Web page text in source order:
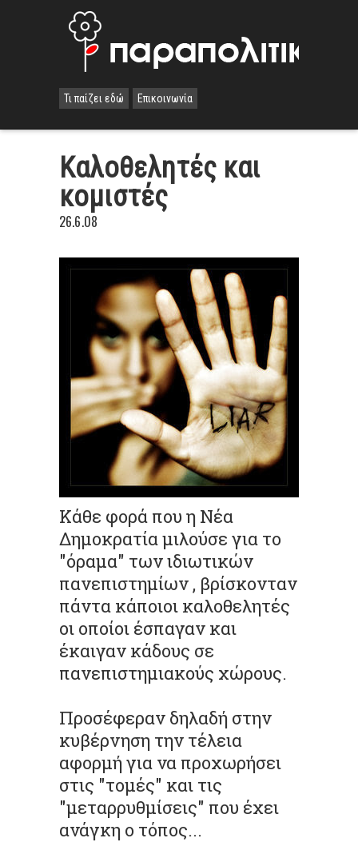
Τι παίζει εδώ Επικοινωνία
Καλοθελητές και
κομιστές
26.6.08
Κάθε φορά που η Νέα
Δημοκρατία μιλούσε για το
"όραμα" των ιδιωτικών
πανεπιστημίων , βρίσκονταν
πάντα κάποιοι καλοθελητές
οι οποίοι έσπαγαν και
έκαιγαν κάδους σε
πανεπιστημιακούς χώρους.
Προσέφεραν δηλαδή στην
κυβέρνηση την τέλεια
αφορμή για να προχωρήσει
στις "τομές" και τις
"μεταρρυθμίσεις" που έχει
ανάγκη ο τόπος...